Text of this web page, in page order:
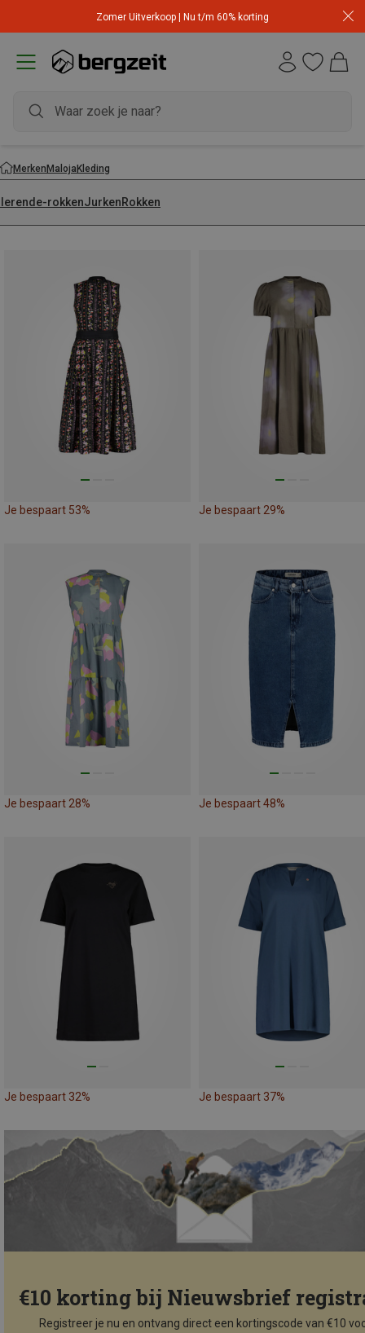
Zomer Uitverkoop | Nu t/m 60% korting
MerkenMalojaKleding
rokkenJurkenRokken
Je bespaart 53% Je bespaart 29%
Je bespaart 28% Je bespaart 48%
Je bespaart 32% Je bespaart 37%
€10 korting bij Nieuwsbrief
Registreer je nu en ontvang direct een kortingscode van €10